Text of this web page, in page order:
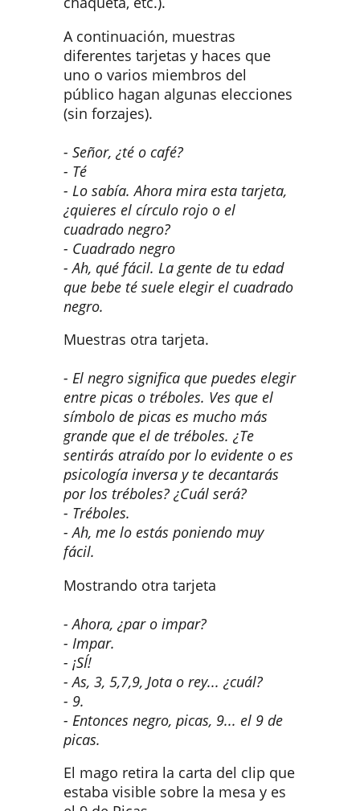
A continuación, muestras
diferentes tarjetas y haces que
uno o varios miembros del
público hagan algunas elecciones
(sin forzajes).
- Señor, ¿té o café?
- Té
- Lo sabía. Ahora mira esta tarjeta,
¿quieres el círculo rojo o el
cuadrado negro?
- Cuadrado negro
- Ah, qué fácil. La gente de tu edad
que bebe té suele elegir el cuadrado
negro.
Muestras otra tarjeta.
- El negro significa que puedes elegir
entre picas o tréboles. Ves que el
símbolo de picas es mucho más
grande que el de tréboles. ¿Te
sentirás atraído por lo evidente o es
psicología inversa y te decantarás
por los tréboles? ¿Cuál será?
- Tréboles.
- Ah, me lo estás poniendo muy
fácil.
Mostrando otra tarjeta
- Ahora, ¿par o impar?
- Impar.
- ¡SÍ!
- As, 3, 5,7,9, Jota o rey... ¿cuál?
- 9.
- Entonces negro, picas, 9... el 9 de
picas.
El mago retira la carta del clip que
estaba visible sobre la mesa y es